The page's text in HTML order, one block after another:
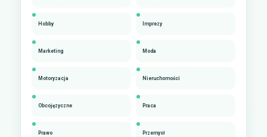
Hobby Imprezy
Marketing Moda
Motoryzacja Nieruchomości
Obcojęzyczne Praca
Prawo Przemysł